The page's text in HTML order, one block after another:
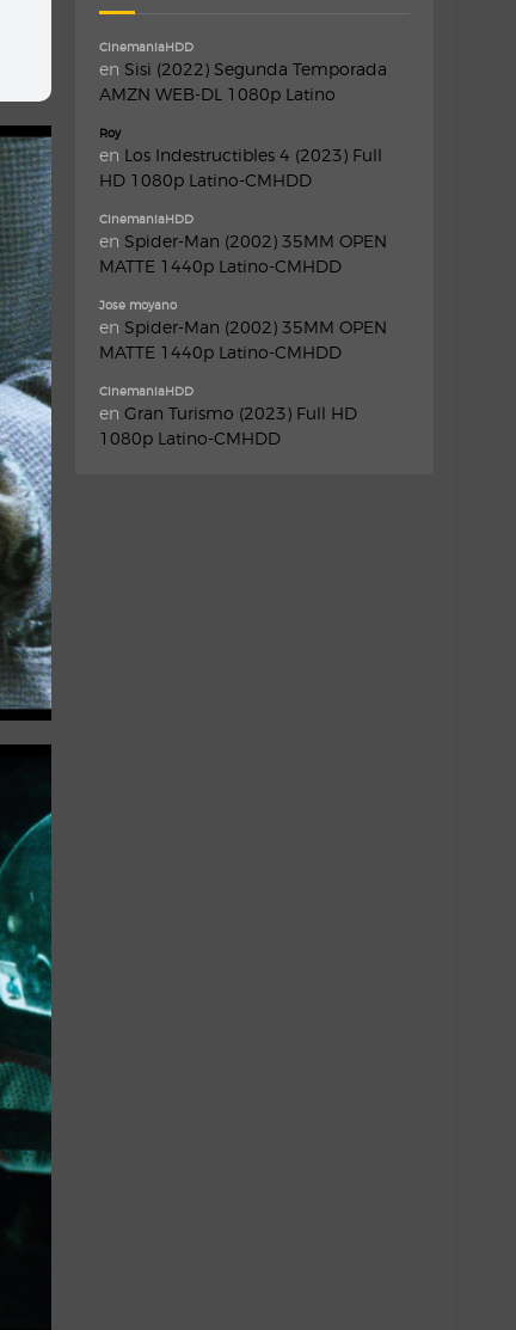
CinemaniaHDD
en Sisi (2022) Segunda Temporada
AMZN WEB-DL 1080p Latino
Roy
en Los Indestructibles 4 (2023) Full
HD 1080p Latino-CMHDD
CinemaniaHDD
en Spider-Man (2002) 35MM OPEN
MATTE 1440p Latino-CMHDD
Jose moyano
en Spider-Man (2002) 35MM OPEN
MATTE 1440p Latino-CMHDD
CinemaniaHDD
en Gran Turismo (2023) Full HD
1080p Latino-CMHDD